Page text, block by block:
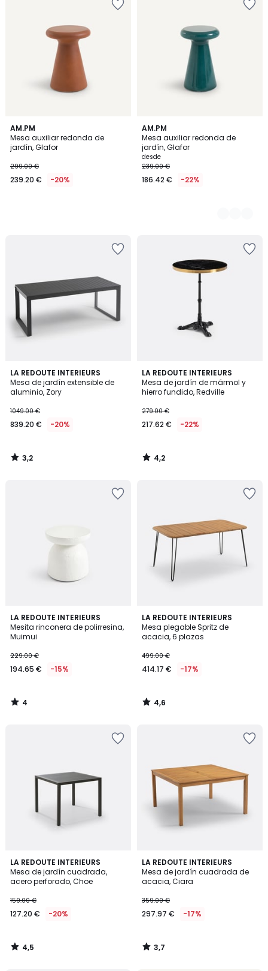
AM.PM
Mesa auxiliar redonda de
jardín, Glafor
299.00 €
239.20 € -20%
AM.PM
Mesa auxiliar redonda de
jardín, Glafor
desde
239.00 €
186.42 € -22%
4
Colores
LA REDOUTE INTERIEURS
Mesa de jardín extensible de
aluminio, Zory
1049.00 €
839.20 € -20%
3,2
/ 5
3,2
/
LA REDOUTE INTERIEURS
Mesa de jardín de mármol y
hierro fundido, Redville
279.00 €
217.62 € -22%
4,2
/ 5
4,2
/
LA REDOUTE INTERIEURS
Mesita rinconera de polirresina,
Muimui
229.00 €
194.65 € -15%
4
/
5
4
/
LA REDOUTE INTERIEURS
Mesa plegable Spritz de
acacia, 6 plazas
499.00 €
414.17 € -17%
4,6
/ 5
4,6
/
LA REDOUTE INTERIEURS
Mesa de jardín cuadrada,
acero perforado, Choe
159.00 €
127.20 € -20%
4,5
/ 5
4,5
/
LA REDOUTE INTERIEURS
Mesa de jardín cuadrada de
acacia, Ciara
359.00 €
297.97 € -17%
3,7
/ 5
3,7
/